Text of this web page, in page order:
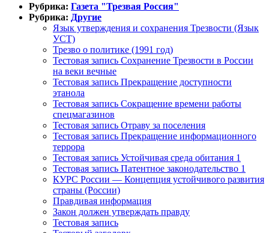
Рубрика: Газета "Трезвая Россия"
Рубрика: Другие
Язык утверждения и сохранения Трезвости (Язык
УСТ)
Трезво о политике (1991 год)
Тестовая запись Сохранение Трезвости в России
на веки вечные
Тестовая запись Прекращение доступности
этанола
Тестовая запись Сокращение времени работы
спецмагазинов
Тестовая запись Отраву за поселения
Тестовая запись Прекращение информационного
террора
Тестовая запись Устойчивая среда обитания 1
Тестовая запись Патентное законодательство 1
КУРС России — Концепция устойчивого развития
страны (России)
Правдивая информация
Закон должен утверждать правду
Тестовая запись